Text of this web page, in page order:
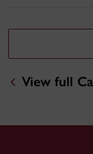
View full